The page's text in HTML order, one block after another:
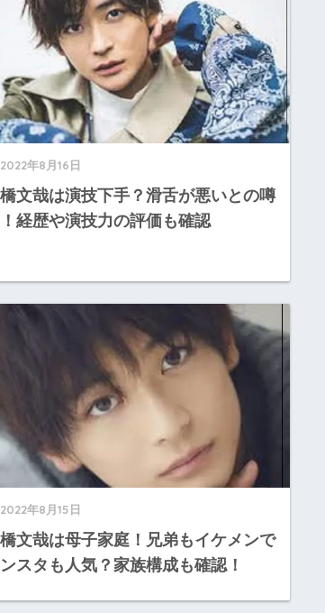
2022年8月16日
文哉は演技下手？滑舌が悪いとの噂
経歴や演技力の評価も確認
2022年8月15日
文哉は母子家庭！兄弟もイケメンで
スタも人気？家族構成も確認！